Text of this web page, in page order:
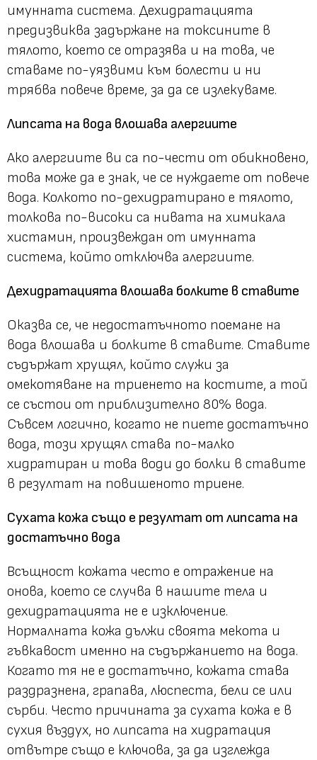
имунната система. Дехидратацията
предизвиква задържане на токсините в
тялото, което се отразява и на това, че
ставаме по-уязвими към болести и ни
трябва повече време, за да се излекуваме.
Липсата на вода влошава алергиите
Ако алергиите ви са по-чести от обикновено,
това може да е знак, че се нуждаете от повече
вода. Колкото по-дехидратирано е тялото,
толкова по-високи са нивата на химикала
хистамин, произвеждан от имунната
система, който отключва алергиите.
Дехидратацията влошава болките в ставите
Оказва се, че недостатъчното поемане на
вода влошава и болките в ставите. Ставите
съдържат хрущял, който служи за
омекотяване на триенето на костите, а той
се състои от приблизително 80% вода.
Съвсем логично, когато не пиете достатъчно
вода, този хрущял става по-малко
хидратиран и това води до болки в ставите
в резултат на повишеното триене.
Сухата кожа също е резултат от липсата на
достатъчно вода
Всъщност кожата често е отражение на
онова, което се случва в нашите тела и
дехидратацията не е изключение.
Нормалната кожа дължи своята мекота и
гъвкавост именно на съдържанието на вода.
Когато тя не е достатъчно, кожата става
раздразнена, грапава, люспеста, бели се или
сърби. Често причината за сухата кожа е в
сухия въздух, но липсата на хидратация
отвътре също е ключова, за да изглежда